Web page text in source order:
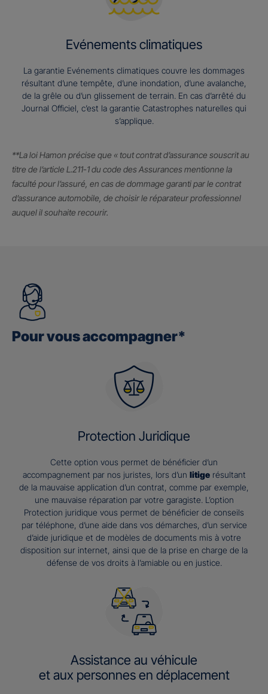
Evénements climatiques
La garantie Evénements climatiques couvre les dommages
résultant d’une tempête, d’une inondation, d’une avalanche,
de la grêle ou d’un glissement de terrain. En cas d’arrêté du
Journal Officiel, c’est la garantie Catastrophes naturelles qui
s’applique.
**La loi Hamon précise que « tout contrat d’assurance souscrit au
titre de l’article L.211-1 du code des Assurances mentionne la
faculté pour l’assuré, en cas de dommage garanti par le contrat
d’assurance automobile, de choisir le réparateur professionnel
auquel il souhaite recourir.
Pour vous accompagner*
Protection Juridique
Cette option vous permet de bénéficier d’un
accompagnement par nos juristes, lors d’un litigerésultant
de la mauvaise application d’un contrat, comme par exemple,
une mauvaise réparation par votre garagiste. L’option
Protection juridique vous permet de bénéficier de conseils
par téléphone, d’une aide dans vos démarches, d’un service
d’aide juridique et de modèles de documents mis à votre
disposition sur internet, ainsi que de la prise en charge de la
défense de vos droits à l’amiable ou en justice.
Assistance au véhicule
et aux personnes en déplacement